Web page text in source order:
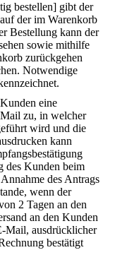
bestellen] gibt der
der im Warenkorb
Bestellung kann der
sowie mithilfe
zurückgehen
Notwendige
eine
zu, in welcher
wird und die
kann
des Kunden beim
des Antrags
wenn der
2 Tagen an den
an den Kunden
Mail, ausdrücklicher
bestätigt